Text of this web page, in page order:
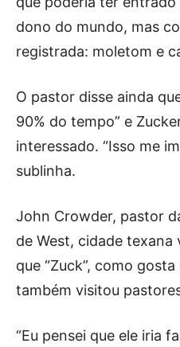
dono do mundo, mas
registrada: moletom e
O pastor disse ainda
90% do tempo” e
interessado. “Isso me
sublinha.
John Crowder, pastor
de West, cidade texana
que “Zuck”, como
também visitou
“Eu pensei que ele iria